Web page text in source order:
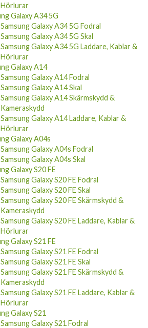
Hörlurar
Galaxy A34 5G
Samsung Galaxy A34 5G Fodral
Samsung Galaxy A34 5G Skal
Samsung Galaxy A34 5G Laddare, Kablar &
Hörlurar
Galaxy A14
Samsung Galaxy A14 Fodral
Samsung Galaxy A14 Skal
Samsung Galaxy A14 Skärmskydd &
Kameraskydd
Samsung Galaxy A14 Laddare, Kablar &
Hörlurar
Galaxy A04s
Samsung Galaxy A04s Fodral
Samsung Galaxy A04s Skal
Galaxy S20 FE
Samsung Galaxy S20 FE Fodral
Samsung Galaxy S20 FE Skal
Samsung Galaxy S20 FE Skärmskydd &
Kameraskydd
Samsung Galaxy S20 FE Laddare, Kablar &
Hörlurar
Galaxy S21 FE
Samsung Galaxy S21 FE Fodral
Samsung Galaxy S21 FE Skal
Samsung Galaxy S21 FE Skärmskydd &
Kameraskydd
Samsung Galaxy S21 FE Laddare, Kablar &
Hörlurar
Galaxy S21
Samsung Galaxy S21 Fodral